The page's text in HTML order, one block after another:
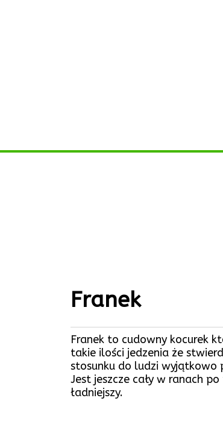
Franek
Franek to cudowny kocurek
takie ilości jedzenia że
stosunku do ludzi wyjątkowo
Jest jeszcze cały w ranach
ładniejszy.